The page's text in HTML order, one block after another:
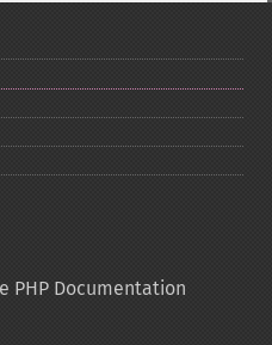
PHP Documentation